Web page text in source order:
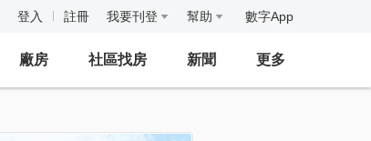
登入 註冊 我要刊登 幫助 數字App
廠房 社區找房 新聞 更多